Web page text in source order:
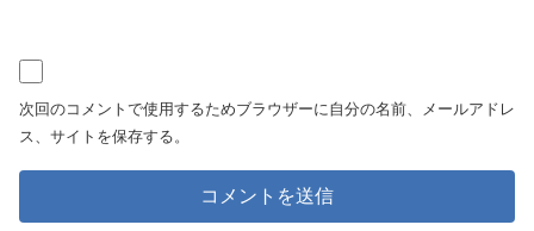
次回のコメントで使用するためブラウザーに自分の名前、メールアドレ
ス、サイトを保存する。